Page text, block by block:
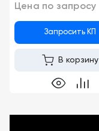
Цена по запросу
Запросить КП
В корзину